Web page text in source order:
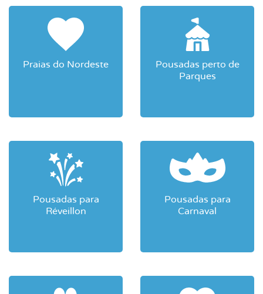
Praias do Nordeste
Pousadas perto de
Parques
Pousadas para
Réveillon
Pousadas para
Carnaval